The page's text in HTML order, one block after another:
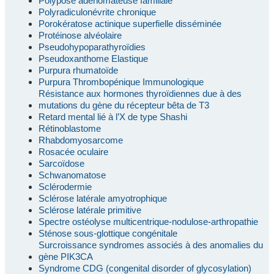
Polyradiculonévrite chronique
Porokératose actinique superfielle disséminée
Protéinose alvéolaire
Pseudohypoparathyroïdies
Pseudoxanthome Elastique
Purpura rhumatoïde
Purpura Thrombopénique Immunologique
Résistance aux hormones thyroïdiennes due à des
mutations du gène du récepteur bêta de T3
Retard mental lié à l’X de type Shashi
Rétinoblastome
Rhabdomyosarcome
Rosacée oculaire
Sarcoïdose
Schwanomatose
Sclérodermie
Sclérose latérale amyotrophique
Sclérose latérale primitive
Spectre ostéolyse multicentrique-nodulose-arthropathie
Sténose sous-glottique congénitale
Surcroissance syndromes associés à des anomalies du
gène PIK3CA
Syndrome CDG (congenital disorder of glycosylation)